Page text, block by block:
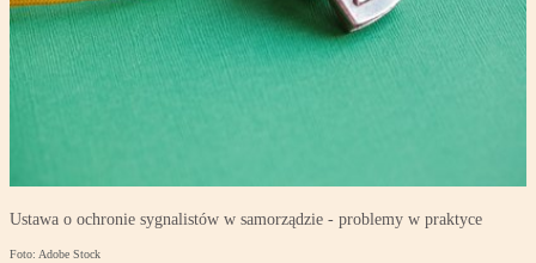
Ustawa o ochronie sygnalistów w samorządzie - problemy w praktyce
Foto: Adobe Stock